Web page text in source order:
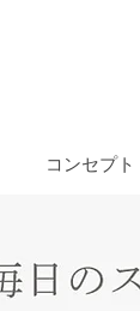
コンセプト